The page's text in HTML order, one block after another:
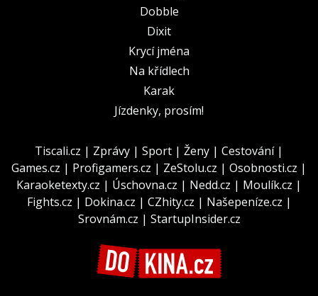
Dobble
Dixit
Krycí jména
Na křídlech
Karak
Jízdenky, prosím!
Tiscali.cz | Zprávy | Sport | Ženy | Cestování|
Games.cz | Profigamers.cz | ZeStolu.cz | Osobnosti.cz |
Karaoketexty.cz | Úschovna.cz | Nedd.cz | Moulík.cz |
Fights.cz | Dokina.cz | CZhity.cz | Našepeníze.cz |
Srovnám.cz | StartupInsider.cz